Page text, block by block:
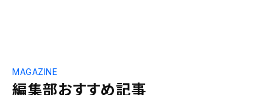
編集部おすすめ記事
MAGAZINE